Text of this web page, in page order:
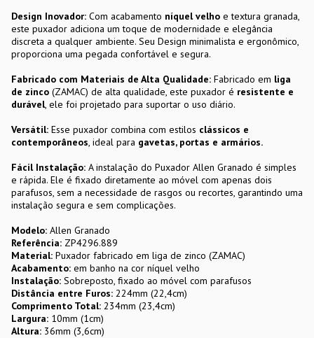
Design Inovador: Com acabamento níquel velho e textura granada,
este puxador adiciona um toque de modernidade e elegância
discreta a qualquer ambiente. Seu Design minimalista e ergonômico,
proporciona uma pegada confortável e segura.
Fabricado com Materiais de Alta Qualidade: Fabricado em liga
de zinco (ZAMAC) de alta qualidade, este puxador é resistente e
durável, ele foi projetado para suportar o uso diário.
Versátil: Esse puxador combina com estilos clássicos e
contemporâneos, ideal para gavetas, portas e armários.
Fácil Instalação: A instalação do Puxador Allen Granado é simples
e rápida. Ele é fixado diretamente ao móvel com apenas dois
parafusos, sem a necessidade de rasgos ou recortes, garantindo uma
instalação segura e sem complicações.
Modelo: Allen Granado
Referência: ZP4296.889
Material: Puxador fabricado em liga de zinco (ZAMAC)
Acabamento: em banho na cor níquel velho
Instalação: Sobreposto, fixado ao móvel com parafusos
Distância entre Furos: 224mm (22,4cm)
Comprimento Total: 234mm (23,4cm)
Largura: 10mm (1cm)
Altura: 36mm (3,6cm)